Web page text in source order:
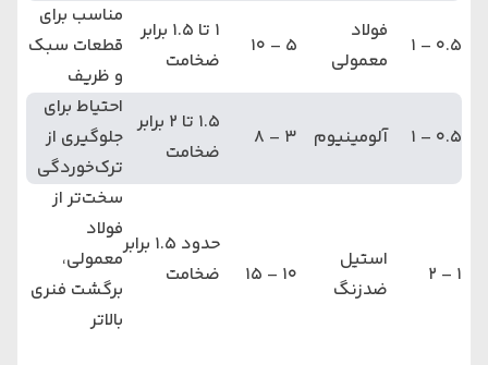
0.5 – 1
فولاد
معمولی
5 – 10
1 تا 1.5 برابر
ضخامت
مناسب برای
قطعات سبک
و ظریف
0.5 – 1 آلومینیوم 3 – 8
1.5 تا 2 برابر
ضخامت
احتیاط برای
جلوگیری از
ترک‌خوردگی
1 – 2
استیل
ضدزنگ
10 – 15
حدود 1.5 برابر
ضخامت
سخت‌تر از
فولاد
معمولی،
برگشت فنری
بالاتر